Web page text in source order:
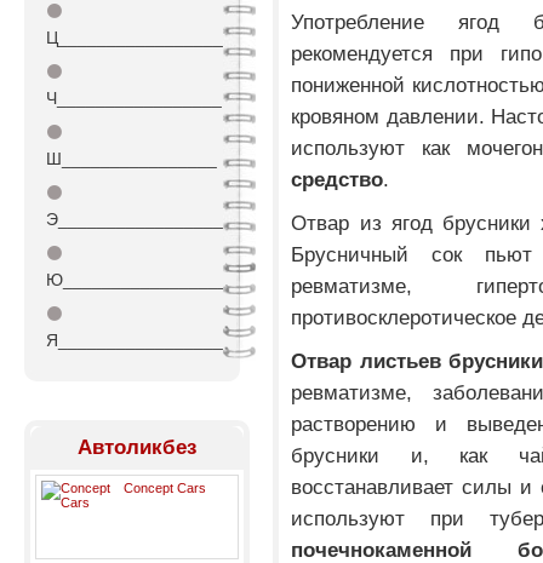
⚫
Ц_________________
⚫
Ч_________________
⚫
Ш________________
⚫
Э_________________
⚫
Ю_________________
⚫
Я_________________
Автоликбез
Concept Cars
Употребление ягод
рекомендуется при
пониженной
кровяном давлении.
используют как
средство.
Отвар из ягод брусники
Брусничный сок
ревматизме,
противосклеротическое
Отвар листьев брусники
ревматизме,
растворению и
брусники и, как
восстанавливает силы
используют при
почечнокаменной